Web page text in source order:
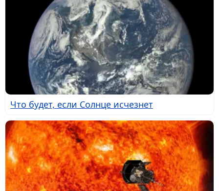
Что будет, если Солнце исчезнет